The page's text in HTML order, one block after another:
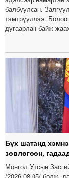
балбуулсан.
тэмтрүүллээ.
дугаарлан байж
Бүх шатанд
зөвлөгөөн,
Монгол Улсын
/2026.08.05/ болж,